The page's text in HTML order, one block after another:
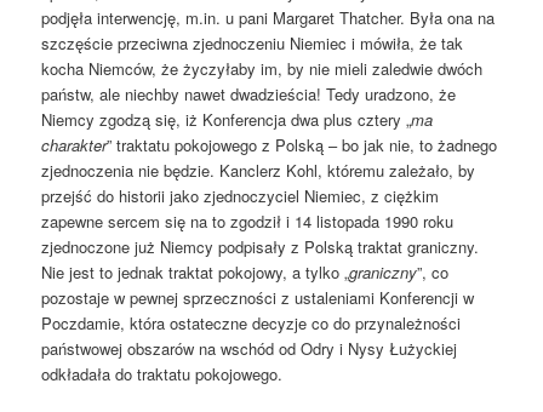
podjęła interwencję, m.in. u pani Margaret Thatcher. Była ona na
szczęście przeciwna zjednoczeniu Niemiec i mówiła, że tak
kocha Niemców, że życzyłaby im, by nie mieli zaledwie dwóch
państw, ale niechby nawet dwadzieścia! Tedy uradzono, że
Niemcy zgodzą się, iż Konferencja dwa plus cztery „ma
charakter” traktatu pokojowego z Polską – bo jak nie, to żadnego
zjednoczenia nie będzie. Kanclerz Kohl, któremu zależało, by
przejść do historii jako zjednoczyciel Niemiec, z ciężkim
zapewne sercem się na to zgodził i 14 listopada 1990 roku
zjednoczone już Niemcy podpisały z Polską traktat graniczny.
Nie jest to jednak traktat pokojowy, a tylko „graniczny”, co
pozostaje w pewnej sprzeczności z ustaleniami Konferencji w
Poczdamie, która ostateczne decyzje co do przynależności
państwowej obszarów na wschód od Odry i Nysy Łużyckiej
odkładała do traktatu pokojowego.